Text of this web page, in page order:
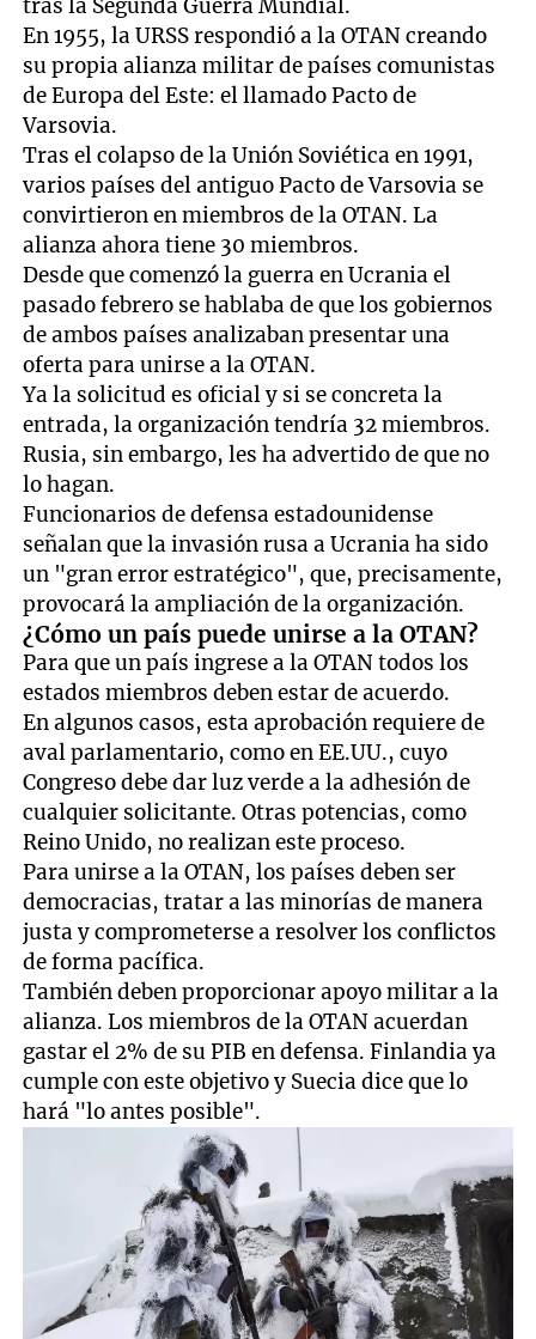
tras la Segunda Guerra Mundial.
En 1955, la URSS respondió a la OTAN creando
su propia alianza militar de países comunistas
de Europa del Este: el llamado Pacto de
Varsovia.
Tras el colapso de la Unión Soviética en 1991,
varios países del antiguo Pacto de Varsovia se
convirtieron en miembros de la OTAN. La
alianza ahora tiene 30 miembros.
Desde que comenzó la guerra en Ucrania el
pasado febrero se hablaba de que los gobiernos
de ambos países analizaban presentar una
oferta para unirse a la OTAN.
Ya la solicitud es oficial y si se concreta la
entrada, la organización tendría 32 miembros.
Rusia, sin embargo, les ha advertido de que no
lo hagan.
Funcionarios de defensa estadounidense
señalan que la invasión rusa a Ucrania ha sido
un "gran error estratégico", que, precisamente,
provocará la ampliación de la organización.
¿Cómo un país puede unirse a la OTAN?
Para que un país ingrese a la OTAN todos los
estados miembros deben estar de acuerdo.
En algunos casos, esta aprobación requiere de
aval parlamentario, como en EE.UU., cuyo
Congreso debe dar luz verde a la adhesión de
cualquier solicitante. Otras potencias, como
Reino Unido, no realizan este proceso.
Para unirse a la OTAN, los países deben ser
democracias, tratar a las minorías de manera
justa y comprometerse a resolver los conflictos
de forma pacífica.
También deben proporcionar apoyo militar a la
alianza. Los miembros de la OTAN acuerdan
gastar el 2% de su PIB en defensa. Finlandia ya
cumple con este objetivo y Suecia dice que lo
hará "lo antes posible".